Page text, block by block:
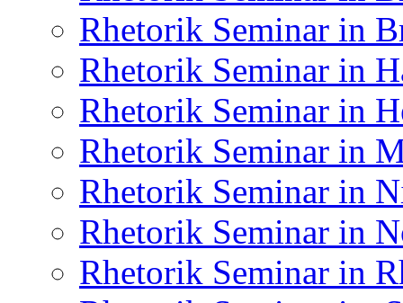
Rhetorik Seminar in
Rhetorik Seminar in
Rhetorik Seminar in
Rhetorik Seminar in
Rhetorik Seminar in
Rhetorik Seminar in
Rhetorik Seminar in